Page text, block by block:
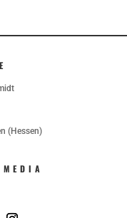
(Hessen)